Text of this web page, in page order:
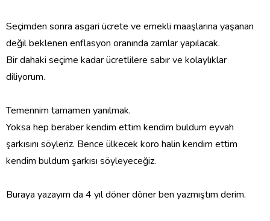
Seçimden sonra asgari ücrete ve emekli maaşlarına yaşanan
değil beklenen enflasyon oranında zamlar yapılacak.
Bir dahaki seçime kadar ücretlilere sabır ve kolaylıklar
diliyorum.
Temennim tamamen yanılmak.
Yoksa hep beraber kendim ettim kendim buldum eyvah
şarkısını söyleriz. Bence ülkecek koro halin kendim ettim
kendim buldum şarkısı söyleyeceğiz.
Buraya yazayım da 4 yıl döner döner ben yazmıştım derim.